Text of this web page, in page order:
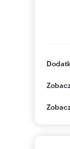
ul.